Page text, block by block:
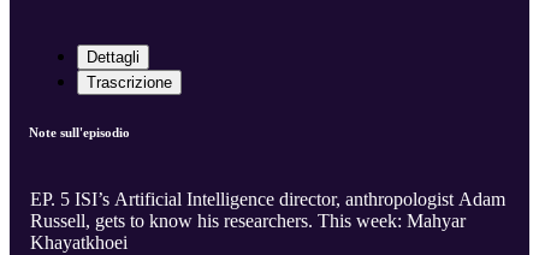
Dettagli
Trascrizione
Note sull'episodio
EP. 5 ISI’s Artificial Intelligence director, anthropologist Adam
Russell, gets to know his researchers. This week: Mahyar
Khayatkhoei